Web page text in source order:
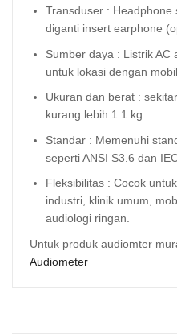
Transduser :
diganti insert earphone
Sumber daya : Listrik AC
untuk lokasi dengan
Ukuran dan berat :
kurang lebih 1.1 kg
Standar : Memenuhi
seperti ANSI S3.6 dan
Fleksibilitas : Cocok
industri, klinik umum,
audiologi ringan.
Untuk produk audiomter
Audiometer